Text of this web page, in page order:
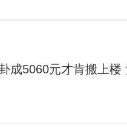
成5060元才肯搬上楼